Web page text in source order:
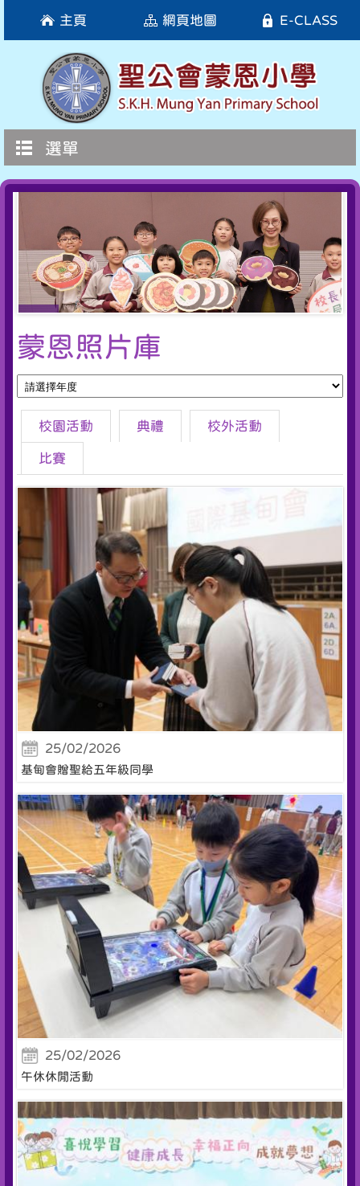
選單
E-CLASS
網頁地圖
主頁
蒙恩照片庫
校園活動 典禮 校外活動
比賽
25/02/2026
基甸會贈聖給五年級同學
25/02/2026
午休休閒活動